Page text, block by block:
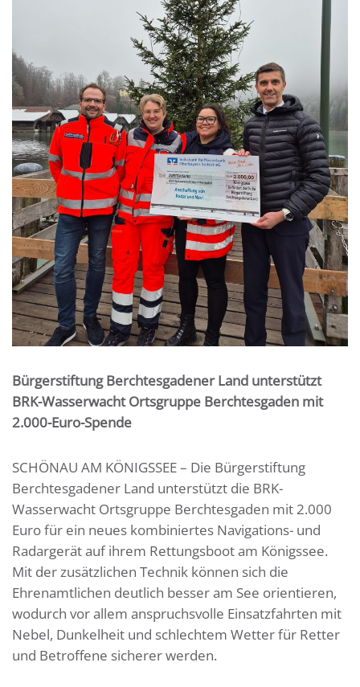
Bürgerstiftung Berchtesgadener Land unterstützt
BRK-Wasserwacht Ortsgruppe Berchtesgaden mit
2.000-Euro-Spende
SCHÖNAU AM KÖNIGSSEE – Die Bürgerstiftung
Berchtesgadener Land unterstützt die BRK-
Wasserwacht Ortsgruppe Berchtesgaden mit 2.000
Euro für ein neues kombiniertes Navigations- und
Radargerät auf ihrem Rettungsboot am Königssee.
Mit der zusätzlichen Technik können sich die
Ehrenamtlichen deutlich besser am See orientieren,
wodurch vor allem anspruchsvolle Einsatzfahrten mit
Nebel, Dunkelheit und schlechtem Wetter für Retter
und Betroffene sicherer werden.